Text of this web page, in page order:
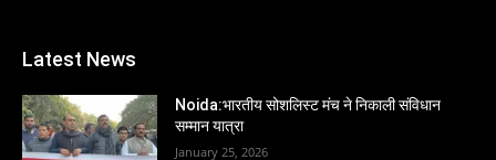
Latest News
Noida:भारतीय सोशलिस्ट मंच ने निकाली संविधान
सम्मान यात्रा
January 25, 2026